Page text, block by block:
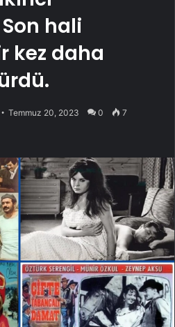
Son hali
kez daha
Temmuz 20, 2023 0 7